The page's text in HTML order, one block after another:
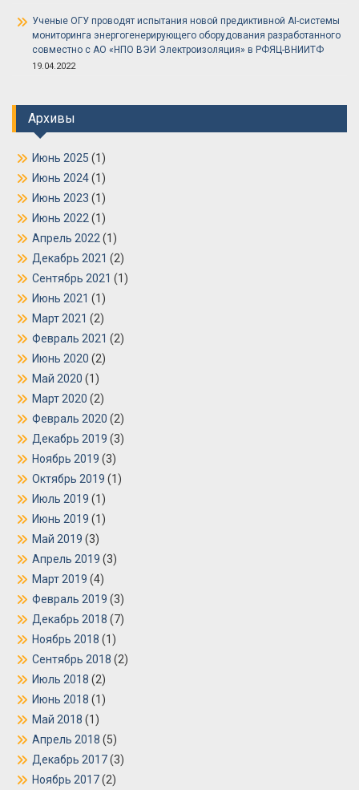
Ученые ОГУ проводят испытания новой предиктивной AI-системы
мониторинга энергогенерирующего оборудования разработанного
совместно с АО «НПО ВЭИ Электроизоляция» в РФЯЦ-ВНИИТФ
19.04.2022
Архивы
Июнь 2025 (1)
Июнь 2024(1)
Июнь 2023 (1)
Июнь 2022 (1)
Апрель 2022 (1)
Декабрь 2021 (2)
Сентябрь 2021 (1)
Июнь 2021 (1)
Март 2021 (2)
Февраль 2021 (2)
Июнь 2020 (2)
Май 2020 (1)
Март 2020 (2)
Февраль 2020 (2)
Декабрь 2019 (3)
Ноябрь 2019 (3)
Октябрь 2019 (1)
Июль 2019 (1)
Июнь 2019 (1)
Май 2019 (3)
Апрель 2019 (3)
Март 2019 (4)
Февраль 2019 (3)
Декабрь 2018 (7)
Ноябрь 2018 (1)
Сентябрь 2018 (2)
Июль 2018 (2)
Июнь 2018 (1)
Май 2018 (1)
Апрель 2018 (5)
Декабрь 2017(3)
Ноябрь 2017(2)